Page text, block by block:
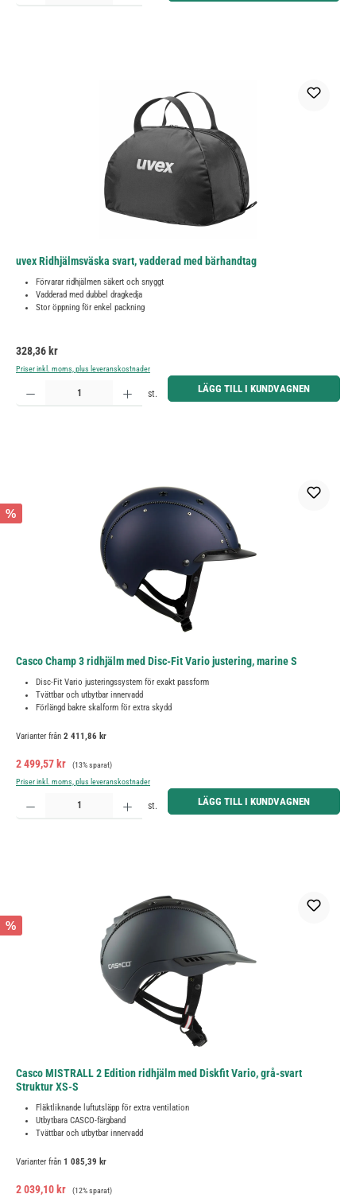
uvex Ridhjälmsväska svart, vadderad med bärhandtag
Förvarar ridhjälmen säkert och snyggt
Vadderad med dubbel dragkedja
Stor öppning för enkel packning
Ordinarie pris:
328,36 kr
Priser inkl. moms, plus leveranskostnader
Produktkvantitet: Ange önskat belopp eller använd knapparna för att öka eller minska kvantiteten.
st. LÄGG TILL I KUNDVAGNEN
%
Casco Champ 3 ridhjälm med Disc-Fit Vario justering, marine S
Disc-Fit Vario justeringssystem för exakt passform
Tvättbar och utbytbar innervadd
Förlängd bakre skalform för extra skydd
Varianter från 2 411,86 kr
Försäljningspris:
2 499,57 kr Ordinarie pris:
(13% sparat)
Priser inkl. moms, plus leveranskostnader
Produktkvantitet: Ange önskat belopp eller använd knapparna för att öka eller minska kvantiteten.
st. LÄGG TILL I KUNDVAGNEN
%
Casco MISTRALL 2 Edition ridhjälm med Diskfit Vario, grå-svart
Struktur XS-S
Fläktliknande luftutsläpp för extra ventilation
Utbytbara CASCO-färgband
Tvättbar och utbytbar innervadd
Varianter från 1 085,39 kr
Försäljningspris:
2 039,10 kr Ordinarie pris:
(12% sparat)